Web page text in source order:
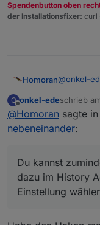
Spendenbutton oben
der Installationsfixer: curl
Homoran@onkel-
Kann
Kann nicht
Du kannst
dazu im
Das wird
restart
O
Offline
onkel-edeschrieb
zuletzt
@Homoran sagte in
nebeneinander:
Du kannst
dazu im History
Einstellung